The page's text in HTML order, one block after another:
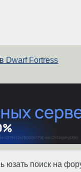
Dwarf Fortress
юзать поиск на